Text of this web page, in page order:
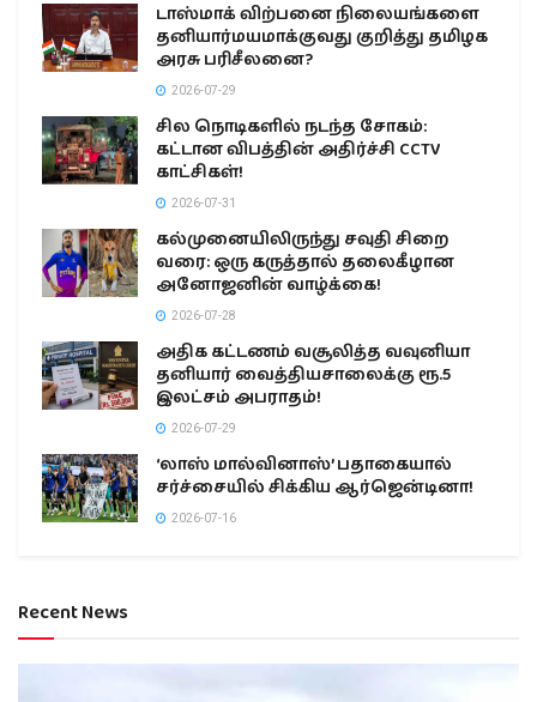
டாஸ்மாக் விற்பனை நிலையங்களை
தனியார்மயமாக்குவது குறித்து தமிழக
அரசு பரிசீலனை?
2026-07-29
சில நொடிகளில் நடந்த சோகம்:
கட்டான விபத்தின் அதிர்ச்சி CCTV
காட்சிகள்!
2026-07-31
கல்முனையிலிருந்து சவுதி சிறை
வரை: ஒரு கருத்தால் தலைகீழான
அனோஜனின் வாழ்க்கை!
2026-07-28
அதிக கட்டணம் வசூலித்த வவுனியா
தனியார் வைத்தியசாலைக்கு ரூ.5
இலட்சம் அபராதம்!
2026-07-29
‘லாஸ் மால்வினாஸ்’ பதாகையால்
சர்ச்சையில் சிக்கிய ஆர்ஜென்டினா!
2026-07-16
Recent News